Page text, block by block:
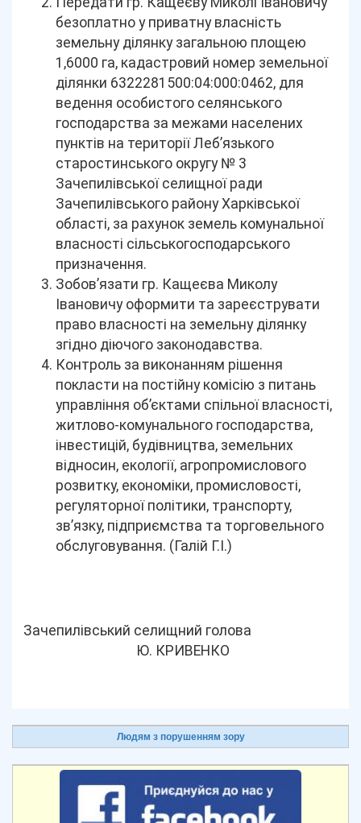
безоплатно у приватну власність
земельну ділянку загальною площею
1,6000 га, кадастровий номер земельної
ділянки 6322281500:04:000:0462, для
ведення особистого селянського
господарства за межами населених
пунктів на території Леб’язького
старостинського округу № 3
Зачепилівської селищної ради
Зачепилівського району Харківської
області, за рахунок земель комунальної
власності сільськогосподарського
призначення.
Зобов’язати гр. Кащеєва Миколу
Івановичу оформити та зареєструвати
право власності на земельну ділянку
згідно діючого законодавства.
Контроль за виконанням рішення
покласти на постійну комісію з питань
управління об’єктами спільної власності,
житлово-комунального господарства,
інвестицій, будівництва, земельних
відносин, екології, агропромислового
розвитку, економіки, промисловості,
регуляторної політики, транспорту,
зв’язку, підприємства та торговельного
обслуговування. (Галій Г.І.)
Зачепилівський селищний голова
Ю. КРИВЕНКО
Людям з порушенням зору